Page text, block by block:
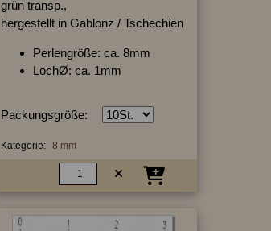
grün transp.,
hergestellt in Gablonz / Tschechien
Perlengröße: ca. 8mm
LochØ: ca. 1mm
Packungsgröße:
Kategorie: 8 mm